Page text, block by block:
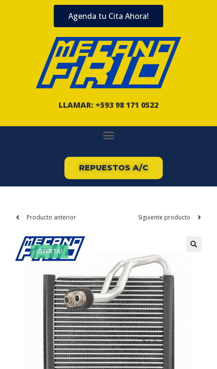
Agenda tu Cita Ahora!
LLAMAR: +593 98 171 0522
REPUESTOS A/C
¡OFERTA!
Producto anterior Siguiente producto